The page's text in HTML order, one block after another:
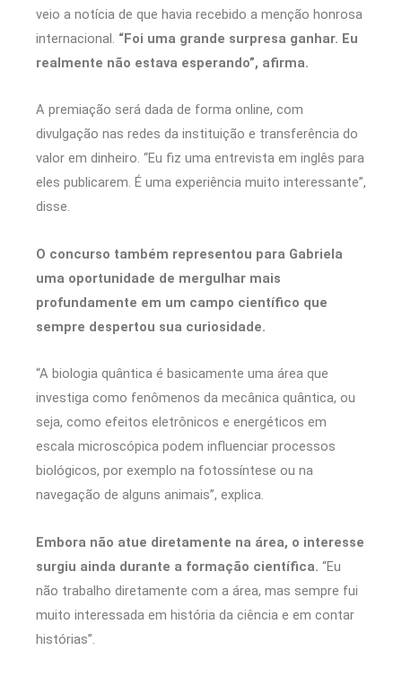
veio a notícia de que havia recebido a menção honrosa
internacional. “Foi uma grande surpresa ganhar. Eu
realmente não estava esperando”, afirma.
A premiação será dada de forma online, com
divulgação nas redes da instituição e transferência do
valor em dinheiro. “Eu fiz uma entrevista em inglês para
eles publicarem. É uma experiência muito interessante”,
disse.
O concurso também representou para Gabriela
uma oportunidade de mergulhar mais
profundamente em um campo científico que
sempre despertou sua curiosidade.
“A biologia quântica é basicamente uma área que
investiga como fenômenos da mecânica quântica, ou
seja, como efeitos eletrônicos e energéticos em
escala microscópica podem influenciar processos
biológicos, por exemplo na fotossíntese ou na
navegação de alguns animais”, explica.
Embora não atue diretamente na área, o interesse
surgiu ainda durante a formação científica. “Eu
não trabalho diretamente com a área, mas sempre fui
muito interessada em história da ciência e em contar
histórias”.